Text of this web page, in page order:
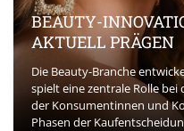
BEAUTY-
AKTUELL PRÄGEN
Die Beauty-Branche
spielt eine zentrale Rolle
der Konsumentinnen und
Phasen der